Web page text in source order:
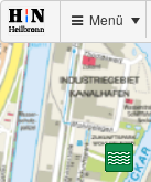
Menü